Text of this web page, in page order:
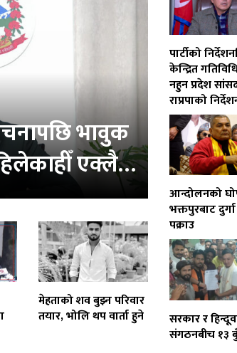
भावुक
एक्लै…
मेहताको शव बुझ्न परिवार
तयार, भोलि थप वार्ता हुने
पार्टीको
केन्द्रित
नहुन प्रदेश
राप्रपाको
आन्दोलनको
भक्तपुरबाट
पक्राउ
सरकार र
संगठनबीच १३